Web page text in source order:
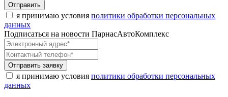
Отправить
я принимаю условия политики обработки персональных
данных
Подписаться на новости ПарнасАвтоКомплекс
Отправить заявку
я принимаю условия политики обработки персональных
данных